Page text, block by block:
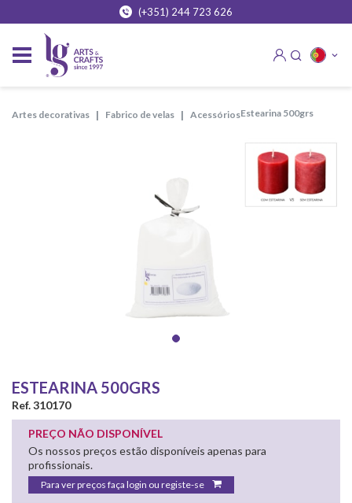
(+351) 244 723 626
artes decorativas fabrico de velas acessórios estearina 500grs
ESTEARINA 500GRS
Ref. 310170
PREÇO NÃO DISPONÍVEL
Os nossos preços estão disponíveis apenas para
profissionais.
Para ver preços faça login ou registe-se